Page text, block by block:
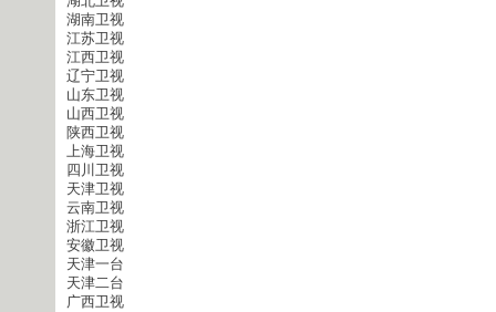
湖南卫视
江苏卫视
江西卫视
辽宁卫视
山东卫视
山西卫视
陕西卫视
上海卫视
四川卫视
天津卫视
云南卫视
浙江卫视
安徽卫视
天津一台
天津二台
广西卫视